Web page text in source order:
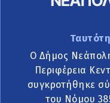
Ο Δήμος
Περιφέρεια
συγκροτήθηκε
του Νόμου